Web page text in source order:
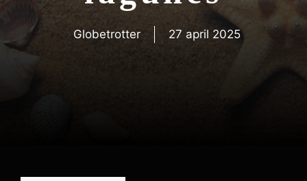
Globetrotter 27 april 2025